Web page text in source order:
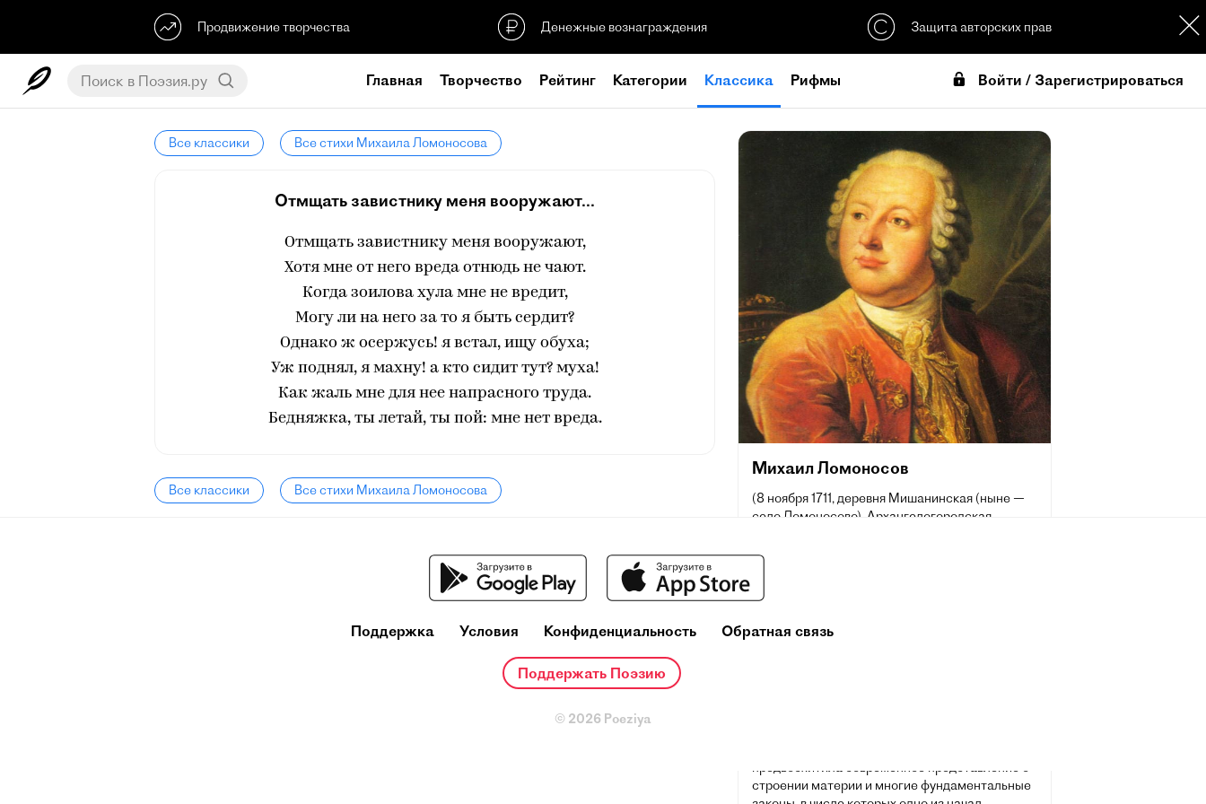
Продвижение творчества Денежные вознаграждения Защита авторских прав
Главная Творчество Рейтинг Категории Классика Рифмы Войти / Зарегистрироваться
Все классики Все стихи Михаила Ломоносова
Отмщать завистнику меня вооружают...
Отмщать завистнику меня вооружают,
Хотя мне от него вреда отнюдь не чают.
Когда зоилова хула мне не вредит,
Могу ли на него за то я быть сердит?
Однако ж осержусь! я встал, ищу обуха;
Уж поднял, я махну! а кто сидит тут? муха!
Как жаль мне для нее напрасного труда.
Бедняжка, ты летай, ты пой: мне нет вреда.
Все классики Все стихи Михаила Ломоносова
Михаил Ломоносов
(8 ноября 1711, деревня Мишанинская (ныне —
село Ломоносово), Архангелогородская
Санкт-Петербург, Российская империя) —
homo universalis): энциклопедист, физик и
предвосхитила современное представление о
строении материи и многие фундаментальные
Поддержка Условия Конфиденциальность Обратная связь
Поддержать Поэзию
© 2026 Poeziya